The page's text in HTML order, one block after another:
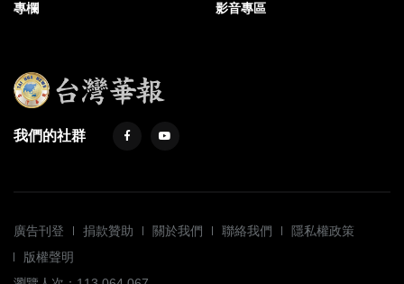
專欄 影音專區
我們的社群
廣告刊登 捐款贊助 關於我們 聯絡我們
隱私權政策
版權聲明